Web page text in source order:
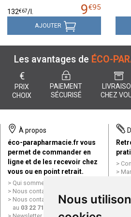
Nous
9€95
132€67/
AJOUTER
Les avantages de ÉCO-
€
PRIX
CHOIX
PAIEMENT
SÉCURISÉ
CHEZ
À propos
éco-parapharmacie.fr vous
permet de commander en
ligne et de les recevoir chez
vous ou en point retrait.
Qui sommes nous ?
Nous contacter par e-mail
Nous contacter par téléphone
au 03 22 71 64 10